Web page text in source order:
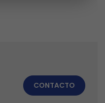
CONTACTO